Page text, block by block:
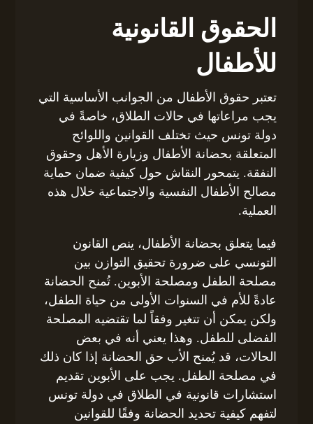
الحقوق القانونية
للأطفال
تعتبر حقوق الأطفال من الجوانب الأساسية التي
يجب مراعاتها في حالات الطلاق، خاصةً في
دولة تونس حيث تختلف القوانين واللوائح
المتعلقة بحضانة الأطفال وزيارة الأهل وحقوق
النفقة. يتمحور النقاش حول كيفية ضمان حماية
مصالح الأطفال النفسية والاجتماعية خلال هذه
العملية.
فيما يتعلق بحضانة الأطفال، ينص القانون
التونسي على ضرورة تحقيق التوازن بين
مصلحة الطفل ومصلحة الأبوين. تُمنح الحضانة
عادةً للأم في السنوات الأولى من حياة الطفل،
ولكن يمكن أن تتغير وفقاً لما تقتضيه المصلحة
الفضلى للطفل. وهذا يعني أنه في بعض
الحالات، قد يُمنح الأب حق الحضانة إذا كان ذلك
في مصلحة الطفل. يجب على الأبوين تقديم
استشارات قانونية في الطلاق في دولة تونس
لتفهم كيفية تحديد الحضانة وفقًا للقوانين